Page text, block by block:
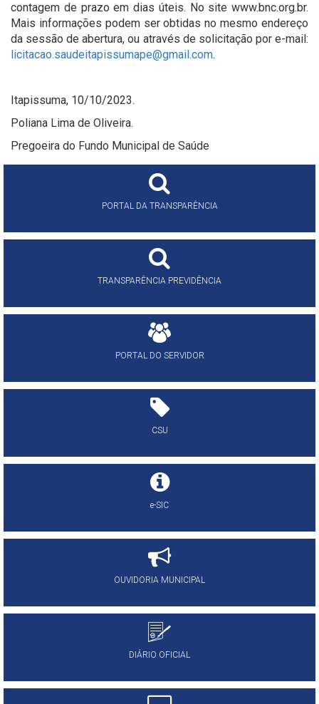
contagem de prazo em dias úteis. No site www.bnc.org.br.
Mais informações podem ser obtidas no mesmo endereço
da sessão de abertura, ou através de solicitação por e-mail:
licitacao.saudeitapissumape@gmail.com.
Itapissuma, 10/10/2023.
Poliana Lima de Oliveira.
Pregoeira do Fundo Municipal de Saúde
PORTAL DA TRANSPARÊNCIA
TRANSPARÊNCIA PREVIDÊNCIA
PORTAL DO SERVIDOR
CSU
e-SIC
OUVIDORIA MUNICIPAL
DIÁRIO OFICIAL